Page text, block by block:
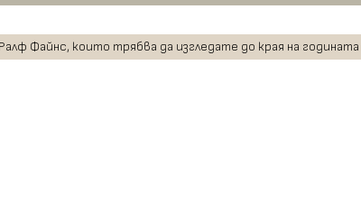
Файнс, които трябва да изгледате до края на годината